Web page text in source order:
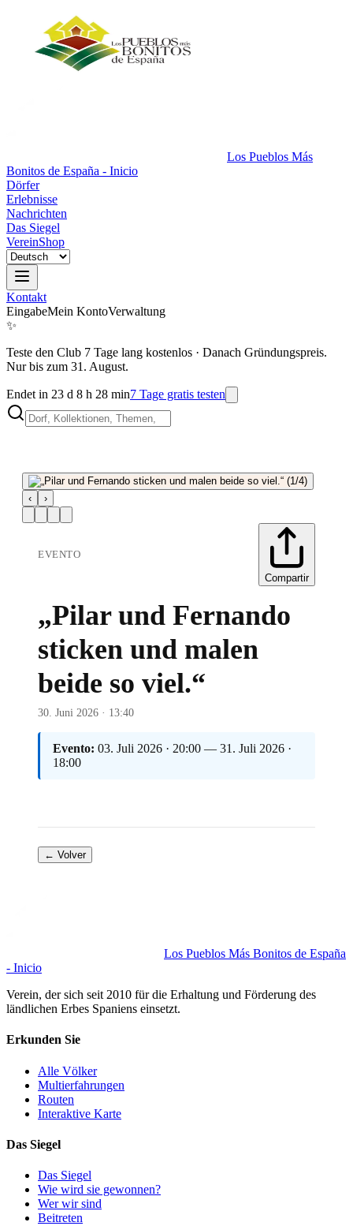
Los Pueblos Más
Bonitos de España - Inicio
Dörfer
Erlebnisse
Nachrichten
Das Siegel
VereinShop
Kontakt
EingabeMein KontoVerwaltung
✨
Teste den Club 7 Tage lang kostenlos · Danach Gründungspreis.
Nur bis zum 31. August.
Endet in 23 d 8 h 28 min7 Tage gratis testen
‹ ›
EVENTO
Compartir
„Pilar und Fernando
sticken und malen
beide so viel.“
30. Juni 2026 · 13:40
Evento: 03. Juli 2026 · 20:00 — 31. Juli 2026 ·
18:00
← Volver
Los Pueblos Más Bonitos de España
- Inicio
Verein, der sich seit 2010 für die Erhaltung und Förderung des
ländlichen Erbes Spaniens einsetzt.
Erkunden Sie
Alle Völker
Multierfahrungen
Routen
Interaktive Karte
Das Siegel
Das Siegel
Wie wird sie gewonnen?
Wer wir sind
Beitreten